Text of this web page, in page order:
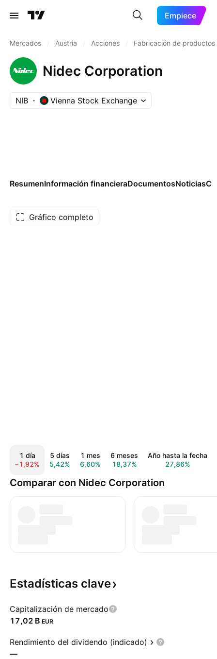
Empiece
Mercados Austria Acciones Fabricación de productos
Nidec Corporation
NIB Vienna Stock Exchange
ResumenInformación financieraDocumentosNoticias
Gráfico completo
1 día
−1,92%
5 días
5,42%
1 mes
6,60%
6 meses
18,37%
Año hasta la fecha
27,86%
Comparar con Nidec Corporation
Estadísticas clave
Capitalización de mercado
‪17,02 B‬ EUR
Rendimiento del dividendo (indicado)
—